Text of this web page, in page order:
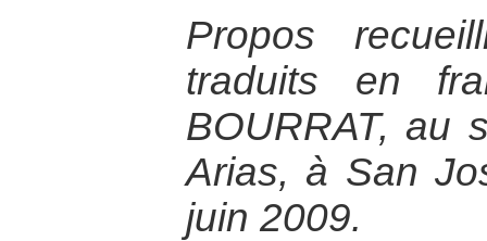
Propos
traduits en
BOURRAT, au
Arias, à San
juin 2009.